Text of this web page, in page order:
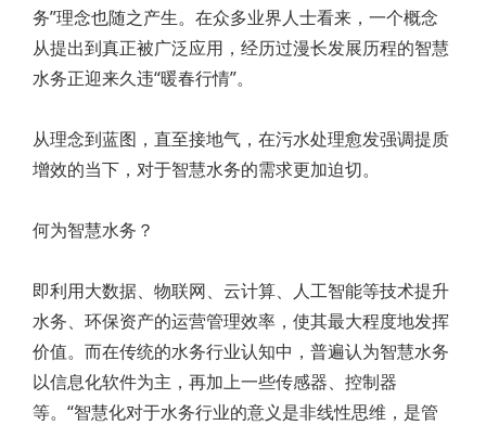
务”理念也随之产生。在众多业界人士看来，一个概念
从提出到真正被广泛应用，经历过漫长发展历程的智慧
水务正迎来久违“暖春行情”。
从理念到蓝图，直至接地气，在污水处理愈发强调提质
增效的当下，对于智慧水务的需求更加迫切。
何为智慧水务？
即利用大数据、物联网、云计算、人工智能等技术提升
水务、环保资产的运营管理效率，使其最大程度地发挥
价值。而在传统的水务行业认知中，普遍认为智慧水务
以信息化软件为主，再加上一些传感器、控制器
等。“智慧化对于水务行业的意义是非线性思维，是管